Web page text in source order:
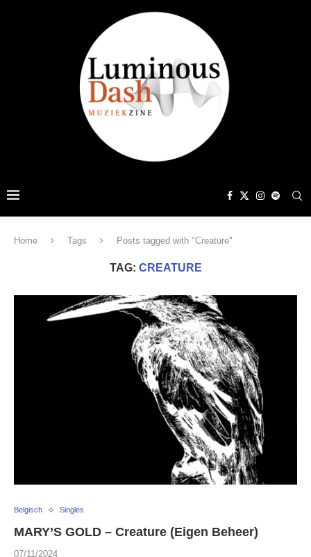
Home Tags Posts tagged with "Creature"
TAG: CREATURE
Belgisch Singles
MARY’S GOLD – Creature (Eigen Beheer)
07/11/2024